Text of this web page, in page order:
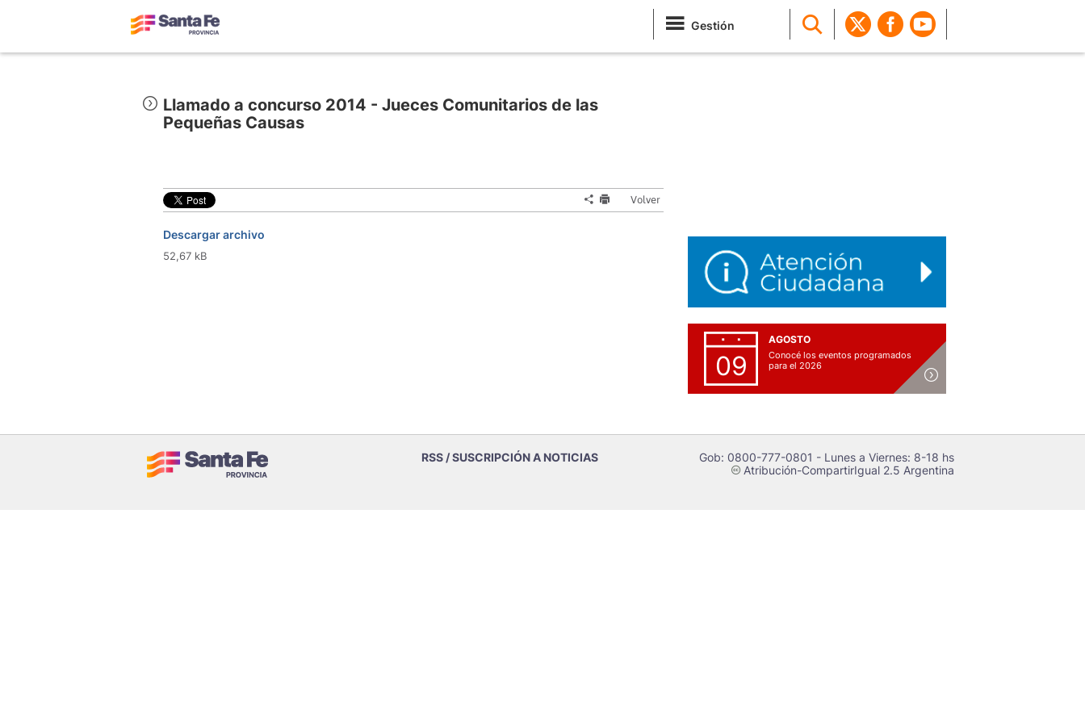
Gestión
Llamado a concurso 2014 - Jueces Comunitarios de las
Pequeñas Causas
Volver
Descargar archivo
52,67 kB
09
AGOSTO
Conocé los eventos programados
para el 2026
RSS / SUSCRIPCIÓN A NOTICIAS Gob: 0800-777-0801 - Lunes a Viernes: 8-18 hs
cAtribución-CompartirIgual 2.5 Argentina